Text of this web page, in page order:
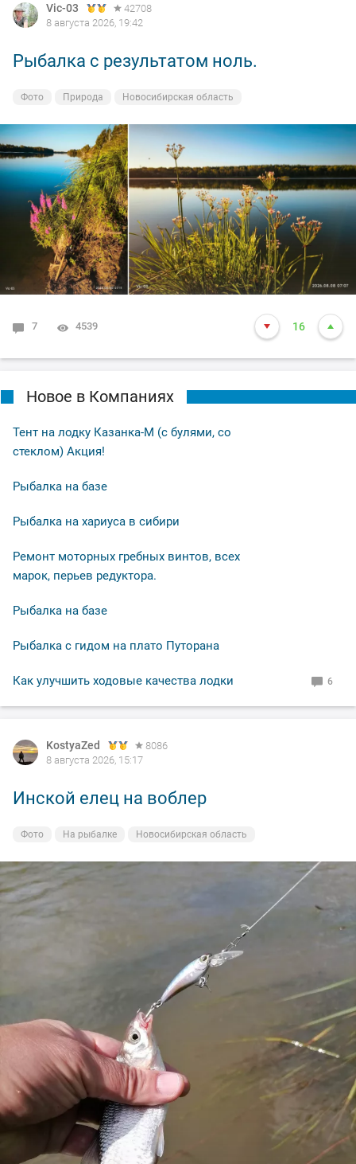
Vic-03
42708
8 августа 2026, 19:42
Рыбалка с результатом ноль.
Фото Природа Новосибирская область
7 4539 16
Новое в Компаниях
Тент на лодку Казанка-М (с булями, со
стеклом) Акция!
Рыбалка на базе
Рыбалка на хариуса в сибири
Ремонт моторных гребных винтов, всех
марок, перьев редуктора.
Рыбалка на базе
Рыбалка с гидом на плато Путорана
Как улучшить ходовые качества лодки 6
KostyaZed
8086
8 августа 2026, 15:17
Инской елец на воблер
Фото На рыбалке Новосибирская область